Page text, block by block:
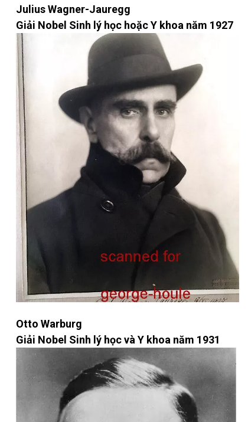
Julius Wagner-Jauregg
Giải Nobel Sinh lý học hoặc Y khoa năm 1927
Otto Warburg
Giải Nobel Sinh lý học và Y khoa năm 1931